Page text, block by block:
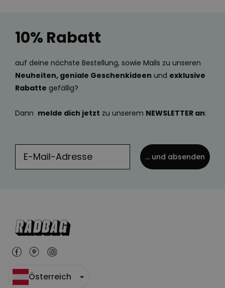
10% Rabatt
auf deine nächste Bestellung, sowie Mails zu unseren
Neuheiten, geniale Geschenkideen und exklusive
Rabatte gefällig?
Dann melde dich jetzt zu unserem NEWSLETTER an:
... und absenden
Österreich